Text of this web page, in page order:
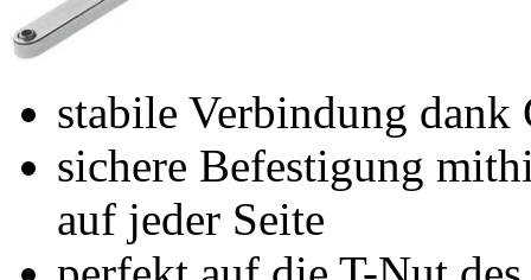
stabile Verbindung dank
sichere Befestigung
auf jeder Seite